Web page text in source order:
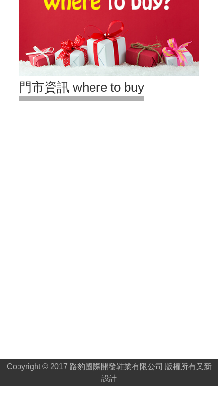
門市資訊 where to buy
Copyright © 2017 路豹國際開發鞋業有限公司 版權所有又新
設計